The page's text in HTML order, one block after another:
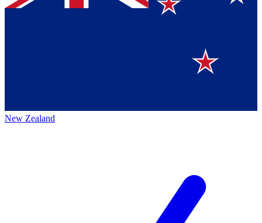
New Zealand